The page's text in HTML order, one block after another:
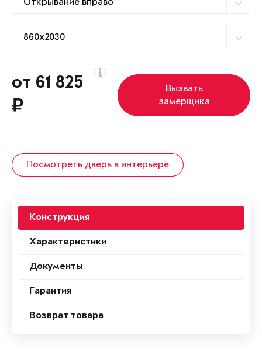
от 61 825
Вызвать
замерщика
Посмотреть дверь в интерьере
Конструкция
Характеристики
Документы
Гарантия
Возврат товара